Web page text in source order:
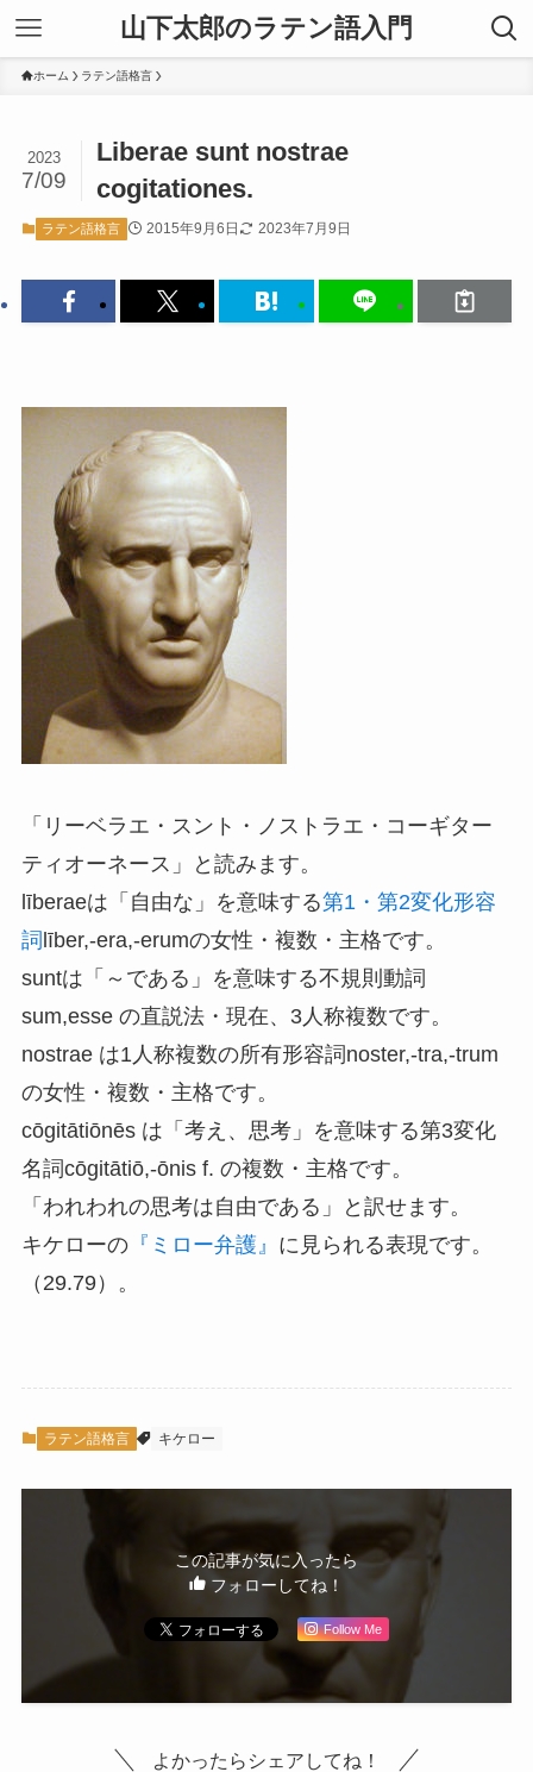
山下太郎のラテン語入門
ホーム ラテン語格言
Liberae sunt nostrae
cogitationes.
2023
7/09
ラテン語格言 2015年9月6日 2023年7月9日
「リーベラエ・スント・ノストラエ・コーギター
ティオーネース」と読みます。
līberaeは「自由な」を意味する第1・第2変化形容
詞 līber,-era,-erumの女性・複数・主格です。
suntは「～である」を意味する不規則動詞
sum,esse の直説法・現在、3人称複数です。
nostrae は1人称複数の所有形容詞noster,-tra,-trum
の女性・複数・主格です。
cōgitātiōnēs は「考え、思考」を意味する第3変化
名詞cōgitātiō,-ōnis f. の複数・主格です。
「われわれの思考は自由である」と訳せます。
キケローの『ミロー弁護』 に見られる表現です。
（29.79）。
ラテン語格言 キケロー
この記事が気に入ったら
フォローしてね！
Follow Me
よかったらシェアしてね！